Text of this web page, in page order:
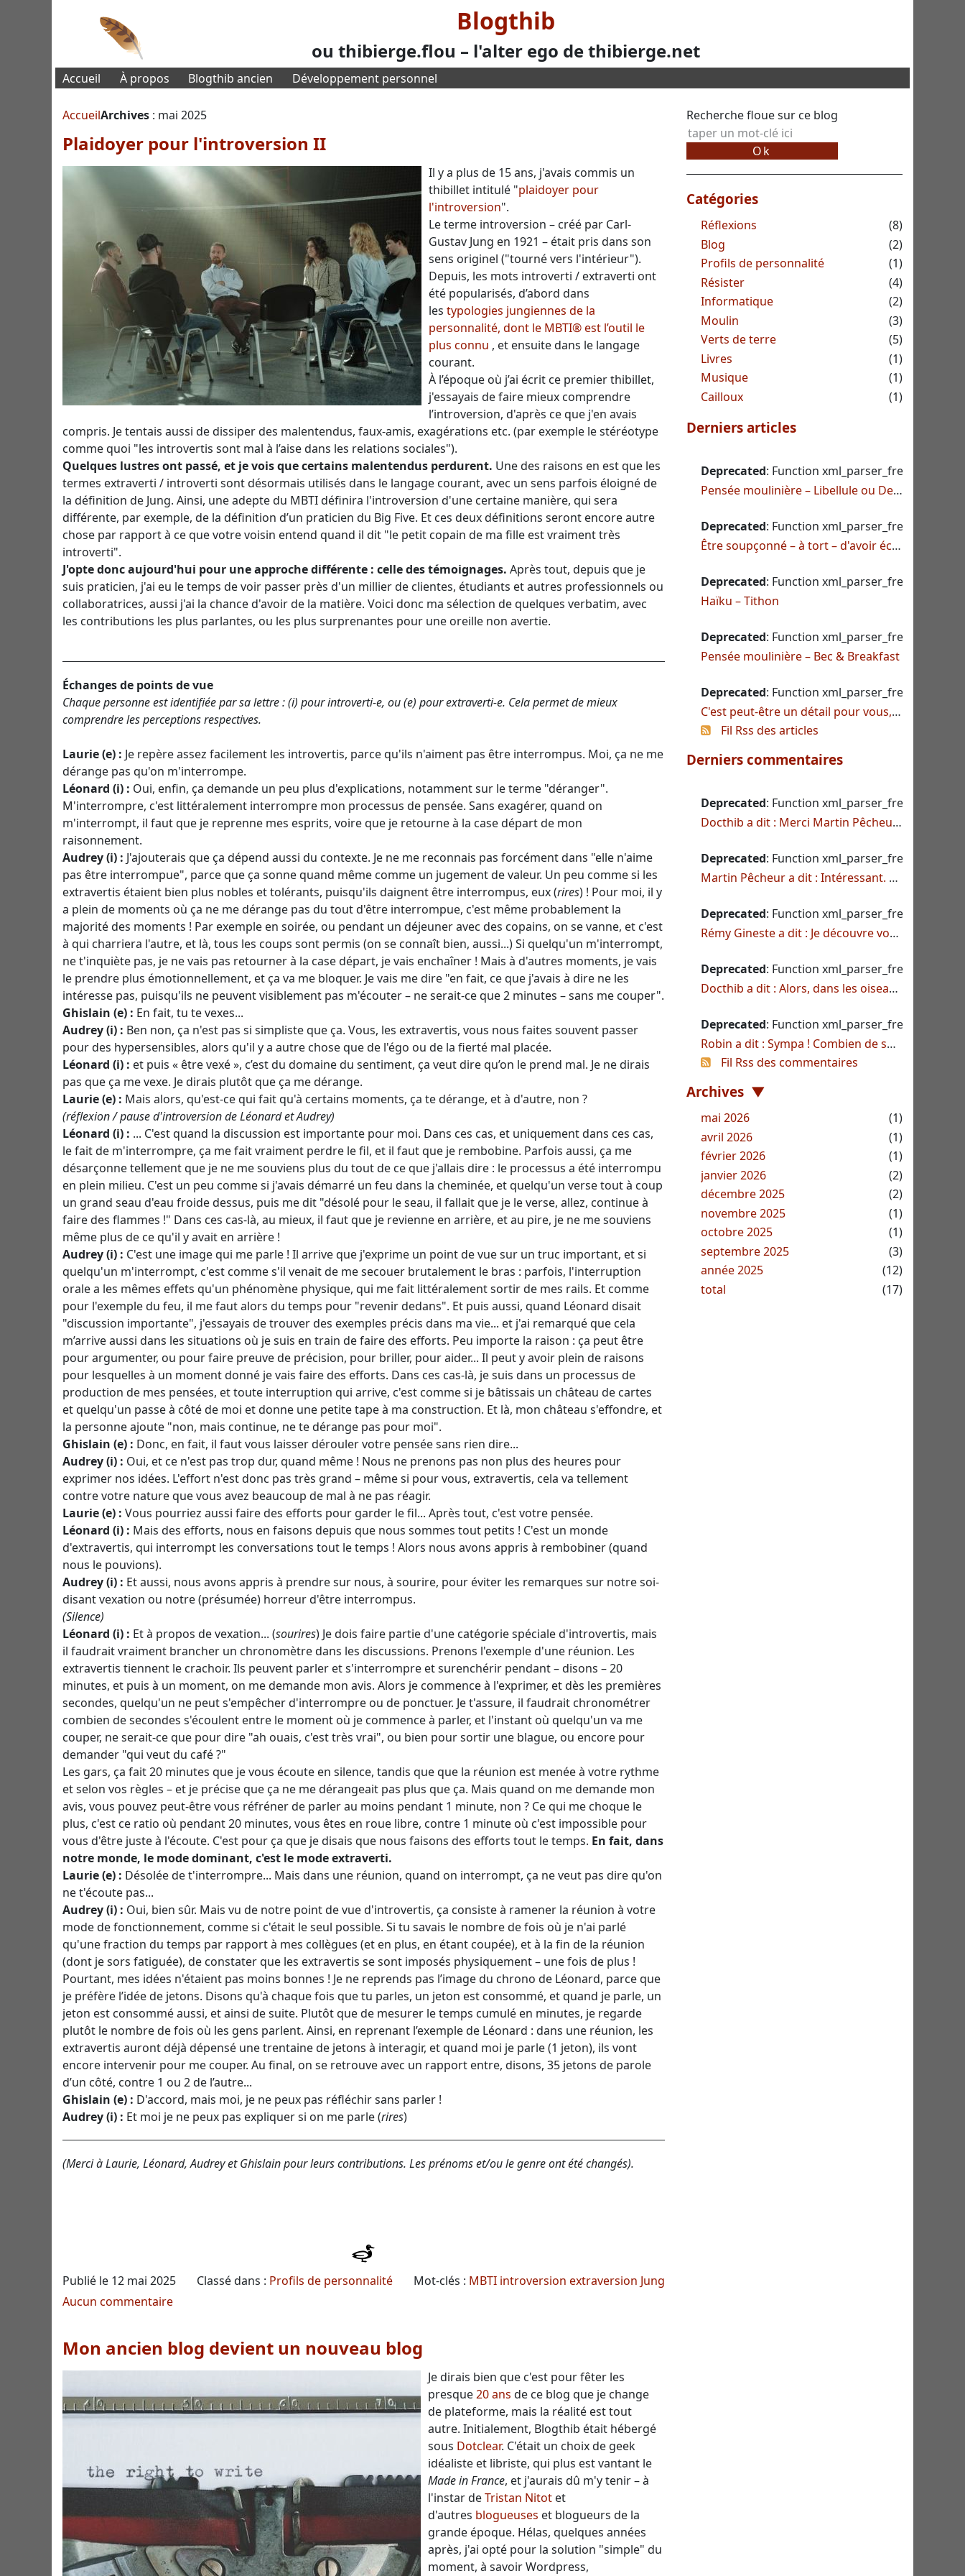
Blogthib
ou thibierge.flou – l'alter ego de thibierge.net
Accueil À propos Blogthib ancien Développement personnel
AccueilArchives : mai 2025
Plaidoyer pour l'introversion II
Il y a plus de 15 ans, j'avais commis un
thibillet intitulé "plaidoyer pour
l'introversion".
Le terme introversion – créé par Carl-
Gustav Jung en 1921 – était pris dans son
sens originel ("tourné vers l'intérieur").
Depuis, les mots introverti / extraverti ont
été popularisés, d’abord dans
les typologies jungiennes de la
personnalité, dont le MBTI® est l’outil le
plus connu , et ensuite dans le langage
courant.
À l’époque où j’ai écrit ce premier thibillet,
j'essayais de faire mieux comprendre
l’introversion, d'après ce que j'en avais
compris. Je tentais aussi de dissiper des malentendus, faux-amis, exagérations etc. (par exemple le stéréotype
comme quoi "les introvertis sont mal à l’aise dans les relations sociales").
Quelques lustres ont passé, et je vois que certains malentendus perdurent. Une des raisons en est que les
termes extraverti / introverti sont désormais utilisés dans le langage courant, avec un sens parfois éloigné de
la définition de Jung. Ainsi, une adepte du MBTI définira l'introversion d'une certaine manière, qui sera
différente, par exemple, de la définition d’un praticien du Big Five. Et ces deux définitions seront encore autre
chose par rapport à ce que votre voisin entend quand il dit "le petit copain de ma fille est vraiment très
introverti".
J'opte donc aujourd'hui pour une approche différente : celle des témoignages. Après tout, depuis que je
suis praticien, j'ai eu le temps de voir passer près d'un millier de clientes, étudiants et autres professionnels ou
collaboratrices, aussi j'ai la chance d'avoir de la matière. Voici donc ma sélection de quelques verbatim, avec
les contributions les plus parlantes, ou les plus surprenantes pour une oreille non avertie.
Échanges de points de vue
Chaque personne est identifiée par sa lettre : (i) pour introverti-e, ou (e) pour extraverti-e. Cela permet de mieux
comprendre les perceptions respectives.
Laurie (e) : Je repère assez facilement les introvertis, parce qu'ils n'aiment pas être interrompus. Moi, ça ne me
dérange pas qu'on m'interrompe.
Léonard (i) : Oui, enfin, ça demande un peu plus d'explications, notamment sur le terme "déranger".
M'interrompre, c'est littéralement interrompre mon processus de pensée. Sans exagérer, quand on
m'interrompt, il faut que je reprenne mes esprits, voire que je retourne à la case départ de mon
raisonnement.
Audrey (i) : J'ajouterais que ça dépend aussi du contexte. Je ne me reconnais pas forcément dans "elle n'aime
pas être interrompue", parce que ça sonne quand même comme un jugement de valeur. Un peu comme si les
extravertis étaient bien plus nobles et tolérants, puisqu'ils daignent être interrompus, eux (rires) ! Pour moi, il y
a plein de moments où ça ne me dérange pas du tout d'être interrompue, c'est même probablement la
majorité des moments ! Par exemple en soirée, ou pendant un déjeuner avec des copains, on se vanne, et c'est
à qui charriera l'autre, et là, tous les coups sont permis (on se connaît bien, aussi...) Si quelqu'un m'interrompt,
ne t'inquiète pas, je ne vais pas retourner à la case départ, je vais enchaîner ! Mais à d'autres moments, je vais
le prendre plus émotionnellement, et ça va me bloquer. Je vais me dire "en fait, ce que j'avais à dire ne les
intéresse pas, puisqu'ils ne peuvent visiblement pas m'écouter – ne serait-ce que 2 minutes – sans me couper".
Ghislain (e) : En fait, tu te vexes...
Audrey (i) : Ben non, ça n'est pas si simpliste que ça. Vous, les extravertis, vous nous faites souvent passer
pour des hypersensibles, alors qu'il y a autre chose que de l'égo ou de la fierté mal placée.
Léonard (i) : et puis « être vexé », c’est du domaine du sentiment, ça veut dire qu’on le prend mal. Je ne dirais
pas que ça me vexe. Je dirais plutôt que ça me dérange.
Laurie (e) : Mais alors, qu'est-ce qui fait qu'à certains moments, ça te dérange, et à d'autre, non ?
(réflexion / pause d'introversion de Léonard et Audrey)
Léonard (i) : ... C'est quand la discussion est importante pour moi. Dans ces cas, et uniquement dans ces cas,
le fait de m'interrompre, ça me fait vraiment perdre le fil, et il faut que je rembobine. Parfois aussi, ça me
désarçonne tellement que je ne me souviens plus du tout de ce que j'allais dire : le processus a été interrompu
en plein milieu. C'est un peu comme si j'avais démarré un feu dans la cheminée, et quelqu'un verse tout à coup
un grand seau d'eau froide dessus, puis me dit "désolé pour le seau, il fallait que je le verse, allez, continue à
faire des flammes !" Dans ces cas-là, au mieux, il faut que je revienne en arrière, et au pire, je ne me souviens
même plus de ce qu'il y avait en arrière !
Audrey (i) : C'est une image qui me parle ! Il arrive que j'exprime un point de vue sur un truc important, et si
quelqu'un m'interrompt, c'est comme s'il venait de me secouer brutalement le bras : parfois, l'interruption
orale a les mêmes effets qu'un phénomène physique, qui me fait littéralement sortir de mes rails. Et comme
pour l'exemple du feu, il me faut alors du temps pour "revenir dedans". Et puis aussi, quand Léonard disait
"discussion importante", j'essayais de trouver des exemples précis dans ma vie... et j'ai remarqué que cela
m’arrive aussi dans les situations où je suis en train de faire des efforts. Peu importe la raison : ça peut être
pour argumenter, ou pour faire preuve de précision, pour briller, pour aider... Il peut y avoir plein de raisons
pour lesquelles à un moment donné je vais faire des efforts. Dans ces cas-là, je suis dans un processus de
production de mes pensées, et toute interruption qui arrive, c'est comme si je bâtissais un château de cartes
et quelqu'un passe à côté de moi et donne une petite tape à ma construction. Et là, mon château s'effondre, et
la personne ajoute "non, mais continue, ne te dérange pas pour moi".
Ghislain (e) : Donc, en fait, il faut vous laisser dérouler votre pensée sans rien dire...
Audrey (i) : Oui, et ce n'est pas trop dur, quand même ! Nous ne prenons pas non plus des heures pour
exprimer nos idées. L'effort n'est donc pas très grand – même si pour vous, extravertis, cela va tellement
contre votre nature que vous avez beaucoup de mal à ne pas réagir.
Laurie (e) : Vous pourriez aussi faire des efforts pour garder le fil... Après tout, c'est votre pensée.
Léonard (i) : Mais des efforts, nous en faisons depuis que nous sommes tout petits ! C'est un monde
d'extravertis, qui interrompt les conversations tout le temps ! Alors nous avons appris à rembobiner (quand
nous le pouvions).
Audrey (i) : Et aussi, nous avons appris à prendre sur nous, à sourire, pour éviter les remarques sur notre soi-
disant vexation ou notre (présumée) horreur d'être interrompus.
(Silence)
Léonard (i) : Et à propos de vexation... (sourires) Je dois faire partie d'une catégorie spéciale d'introvertis, mais
il faudrait vraiment brancher un chronomètre dans les discussions. Prenons l'exemple d'une réunion. Les
extravertis tiennent le crachoir. Ils peuvent parler et s'interrompre et surenchérir pendant – disons – 20
minutes, et puis à un moment, on me demande mon avis. Alors je commence à l'exprimer, et dès les premières
secondes, quelqu'un ne peut s'empêcher d'interrompre ou de ponctuer. Je t'assure, il faudrait chronométrer
combien de secondes s'écoulent entre le moment où je commence à parler, et l'instant où quelqu'un va me
couper, ne serait-ce que pour dire "ah ouais, c'est très vrai", ou bien pour sortir une blague, ou encore pour
demander "qui veut du café ?"
Les gars, ça fait 20 minutes que je vous écoute en silence, tandis que que la réunion est menée à votre rythme
et selon vos règles – et je précise que ça ne me dérangeait pas plus que ça. Mais quand on me demande mon
avis, vous pouvez peut-être vous réfréner de parler au moins pendant 1 minute, non ? Ce qui me choque le
plus, c'est ce ratio où pendant 20 minutes, vous êtes en roue libre, contre 1 minute où c'est impossible pour
vous d'être juste à l'écoute. C'est pour ça que je disais que nous faisons des efforts tout le temps. En fait, dans
notre monde, le mode dominant, c'est le mode extraverti.
Laurie (e) : Désolée de t'interrompre... Mais dans une réunion, quand on interrompt, ça ne veut pas dire qu'on
ne t'écoute pas...
Audrey (i) : Oui, bien sûr. Mais vu de notre point de vue d'introvertis, ça consiste à ramener la réunion à votre
mode de fonctionnement, comme si c'était le seul possible. Si tu savais le nombre de fois où je n'ai parlé
qu'une fraction du temps par rapport à mes collègues (et en plus, en étant coupée), et à la fin de la réunion
(dont je sors fatiguée), de constater que les extravertis se sont imposés physiquement – une fois de plus !
Pourtant, mes idées n'étaient pas moins bonnes ! Je ne reprends pas l’image du chrono de Léonard, parce que
je préfère l’idée de jetons. Disons qu'à chaque fois que tu parles, un jeton est consommé, et quand je parle, un
jeton est consommé aussi, et ainsi de suite. Plutôt que de mesurer le temps cumulé en minutes, je regarde
plutôt le nombre de fois où les gens parlent. Ainsi, en reprenant l’exemple de Léonard : dans une réunion, les
extravertis auront déjà dépensé une trentaine de jetons à interagir, et quand moi je parle (1 jeton), ils vont
encore intervenir pour me couper. Au final, on se retrouve avec un rapport entre, disons, 35 jetons de parole
d’un côté, contre 1 ou 2 de l’autre...
Ghislain (e) : D'accord, mais moi, je ne peux pas réfléchir sans parler !
Audrey (i) : Et moi je ne peux pas expliquer si on me parle (rires)
(Merci à Laurie, Léonard, Audrey et Ghislain pour leurs contributions. Les prénoms et/ou le genre ont été changés).
Publié le 12 mai 2025 Classé dans : Profils de personnalité Mot-clés : MBTI introversion extraversion Jung
Aucun commentaire
Mon ancien blog devient un nouveau blog
Je dirais bien que c'est pour fêter les
presque20 ans de ce blog que je change
de plateforme, mais la réalité est tout
autre. Initialement, Blogthib était hébergé
sous Dotclear. C'était un choix de geek
idéaliste et libriste, qui plus est vantant le
Made in France, et j'aurais dû m'y tenir – à
l'instar deTristan Nitot et
d'autres blogueuses et blogueurs de la
grande époque. Hélas, quelques années
après, j'ai opté pour la solution "simple" du
moment, à savoir Wordpress,
Recherche floue sur ce blog
Catégories
Réflexions
(8)
Blog
(2)
Profils de personnalité
(1)
Résister
(4)
Informatique
(2)
Moulin
(3)
Verts de terre
(5)
Livres
(1)
Musique
(1)
Cailloux
(1)
Derniers articles
Deprecated: Function xml_parser_free() is
Pensée moulinière – Libellule ou Demoiselle ?
Deprecated: Function xml_parser_free() is
Être soupçonné – à tort – d'avoir écrit avec l'IA, et ce que cela dit
Deprecated: Function xml_parser_free() is
Haïku – Tithon
Deprecated: Function xml_parser_free() is
Pensée moulinière – Bec & Breakfast
Deprecated: Function xml_parser_free() is
C'est peut-être un détail pour vous, mais pour moi ça veut dire beaucoup
Fil Rss des articles
Derniers commentaires
Deprecated: Function xml_parser_free() is
Docthib a dit : Merci Martin Pêcheur ! Je connaissais le dragonfly de la libellule, ma...
Deprecated: Function xml_parser_free() is
Martin Pêcheur a dit : Intéressant. L'anglais est parfois plus évocateur. La demoiselle, dams...
Deprecated: Function xml_parser_free() is
Rémy Gineste a dit : Je découvre votre site, blog... Financier et poète : ce n'est donc pas...
Deprecated: Function xml_parser_free() is
Docthib a dit : Alors, dans les oiseaux qu'on voit, on a en effet des charbonnières, ro...
Deprecated: Function xml_parser_free() is
Robin a dit : Sympa ! Combien de sortes d'oiseaux, avez vous? Je suppose qu'en plus de...
Fil Rss des commentaires
Archives
mai 2026
(1)
avril 2026
(1)
février 2026
(1)
janvier 2026
(2)
décembre 2025
(2)
novembre 2025
(1)
octobre 2025
(1)
septembre 2025
(3)
année 2025
(12)
total
(17)